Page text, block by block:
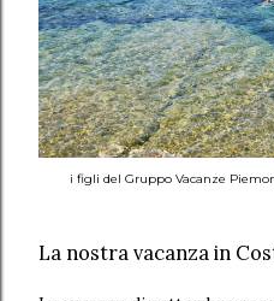
i figli del Gruppo Vacanze
La nostra vacanza in